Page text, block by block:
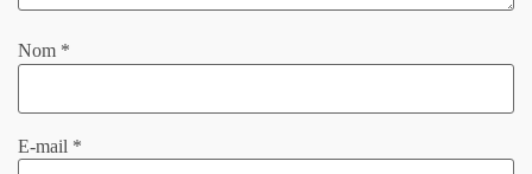
Nom *
E-mail *